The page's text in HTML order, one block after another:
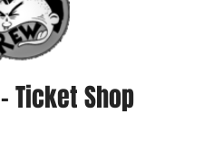
Ticket Shop